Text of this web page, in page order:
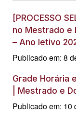
[PROCESSO
no Mestrado e
– Ano letivo
Publicado em: 8
Grade Horária
| Mestrado e
Publicado em: 10